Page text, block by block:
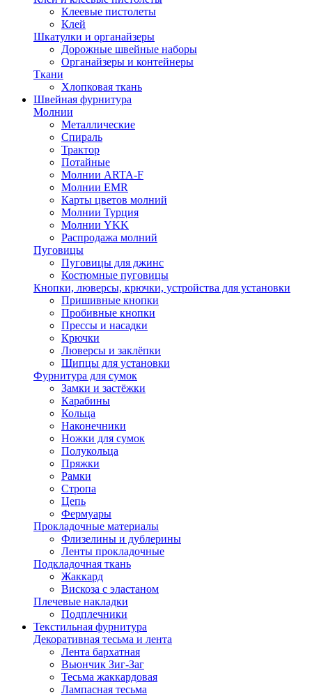
Клеевые пистолеты
Клей
Шкатулки и органайзеры
Дорожные швейные наборы
Органайзеры и контейнеры
Ткани
Хлопковая ткань
Швейная фурнитура
Молнии
Металлические
Спираль
Трактор
Потайные
Молнии ARTA-F
Молнии EMR
Карты цветов молний
Молнии Турция
Молнии YKK
Распродажа молний
Пуговицы
Пуговицы для джинс
Костюмные пуговицы
Кнопки, люверсы, крючки, устройства для установки
Пришивные кнопки
Пробивные кнопки
Прессы и насадки
Крючки
Люверсы и заклёпки
Щипцы для установки
Фурнитура для сумок
Замки и застёжки
Карабины
Кольца
Наконечники
Ножки для сумок
Полукольца
Пряжки
Рамки
Стропа
Цепь
Фермуары
Прокладочные материалы
Флизелины и дублерины
Ленты прокладочные
Подкладочная ткань
Жаккард
Вискоза с эластаном
Плечевые накладки
Подплечники
Текстильная фурнитура
Декоративная тесьма и лента
Лента бархатная
Вьюнчик Зиг-Заг
Тесьма жаккардовая
Лампасная тесьма